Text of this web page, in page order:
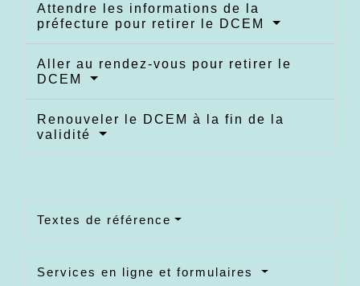
Attendre les informations de la
préfecture pour retirer le DCEM
Aller au rendez-vous pour retirer le
DCEM
Renouveler le DCEM à la fin de la
validité
Textes de référence
Services en ligne et formulaires